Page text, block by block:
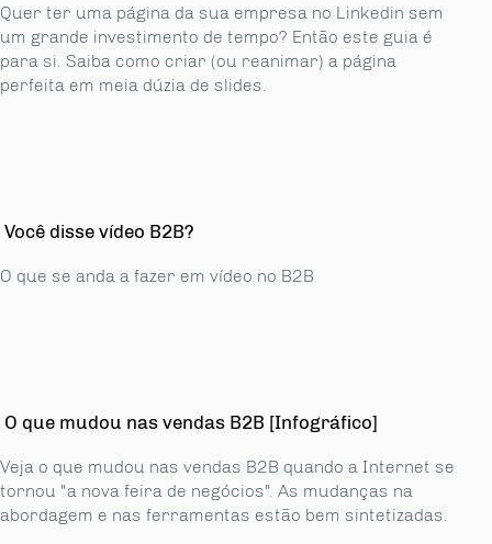
Quer ter uma página da sua empresa no Linkedin sem
um grande investimento de tempo? Então este guia é
para si. Saiba como criar (ou reanimar) a página
perfeita em meia dúzia de slides.
Você disse vídeo B2B?
O que se anda a fazer em vídeo no B2B
O que mudou nas vendas B2B [Infográfico]
Veja o que mudou nas vendas B2B quando a Internet se
tornou "a nova feira de negócios". As mudanças na
abordagem e nas ferramentas estão bem sintetizadas.